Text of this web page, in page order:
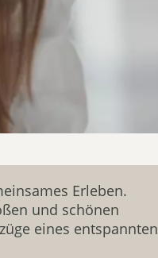
Erleben.
und schönen
eines entspannten